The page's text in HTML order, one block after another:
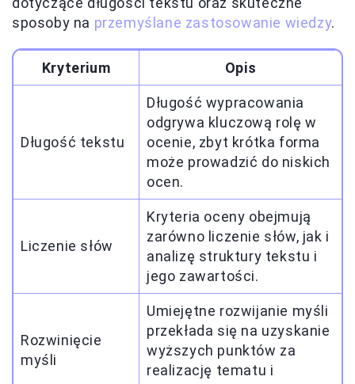
sposoby na przemyślane zastosowanie wiedzy.
Kryterium Opis
Długość tekstu
Długość wypracowania
odgrywa kluczową rolę w
ocenie, zbyt krótka forma
może prowadzić do niskich
ocen.
Liczenie słów
Kryteria oceny obejmują
zarówno liczenie słów, jak i
analizę struktury tekstu i
jego zawartości.
Rozwinięcie
myśli
Umiejętne rozwijanie myśli
przekłada się na uzyskanie
wyższych punktów za
realizację tematu i